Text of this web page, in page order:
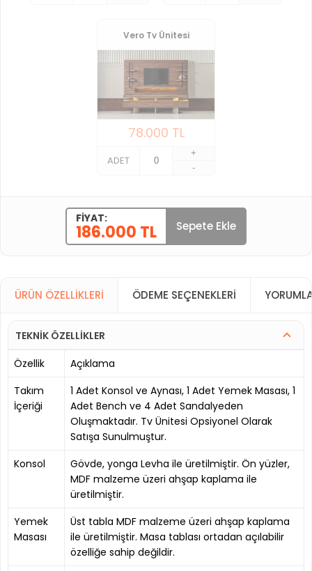
Vero Tv Ünitesi
78.000 TL
ADET
+
-
FIYAT:
186.000 TL Sepete Ekle
ÜRÜN ÖZELLIKLERI ÖDEME SEÇENEKLERI
TEKNİK ÖZELLİKLER
Özellik
Açıklama
Takım
İçeriği
1 Adet Konsol ve Aynası, 1 Adet Yemek Masası, 1
Adet Bench ve 4 Adet Sandalyeden
Oluşmaktadır. Tv Ünitesi Opsiyonel Olarak
Satışa Sunulmuştur.
Konsol
Gövde, yonga Levha ile üretilmiştir. Ön yüzler,
MDF malzeme üzeri ahşap kaplama ile
üretilmiştir.
Yemek
Masası
Üst tabla MDF malzeme üzeri ahşap kaplama
ile üretilmiştir. Masa tablası ortadan açılabilir
özelliğe sahip değildir.